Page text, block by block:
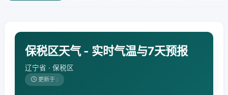
保税区天气 - 实时气温与7天预报
辽宁省 · 保税区
更新于 :